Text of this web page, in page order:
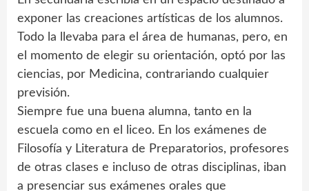
exponer las creaciones artísticas de los alumnos.
Todo la llevaba para el área de humanas, pero, en
el momento de elegir su orientación, optó por las
ciencias, por Medicina, contrariando cualquier
previsión.
Siempre fue una buena alumna, tanto en la
escuela como en el liceo. En los exámenes de
Filosofía y Literatura de Preparatorios, profesores
de otras clases e incluso de otras disciplinas, iban
a presenciar sus exámenes orales que